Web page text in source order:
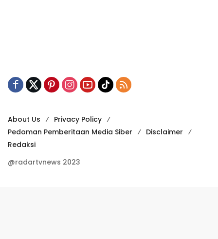
About Us
Privacy Policy
Pedoman Pemberitaan Media Siber
Disclaimer
Redaksi
@radartvnews 2023